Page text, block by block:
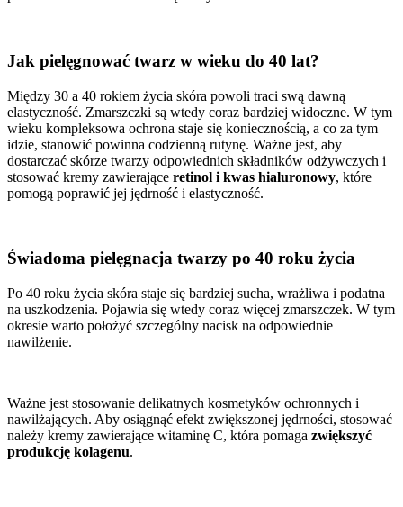
Jak pielęgnować twarz w wieku do 40 lat?
Między 30 a 40 rokiem życia skóra powoli traci swą dawną
elastyczność. Zmarszczki są wtedy coraz bardziej widoczne. W tym
wieku kompleksowa ochrona staje się koniecznością, a co za tym
idzie, stanowić powinna codzienną rutynę. Ważne jest, aby
dostarczać skórze twarzy odpowiednich składników odżywczych i
stosować kremy zawierające retinol i kwas hialuronowy, które
pomogą poprawić jej jędrność i elastyczność.
Świadoma pielęgnacja twarzy po 40 roku życia
Po 40 roku życia skóra staje się bardziej sucha, wrażliwa i podatna
na uszkodzenia. Pojawia się wtedy coraz więcej zmarszczek. W tym
okresie warto położyć szczególny nacisk na odpowiednie
nawilżenie.
Ważne jest stosowanie delikatnych kosmetyków ochronnych i
nawilżających. Aby osiągnąć efekt zwiększonej jędrności, stosować
należy kremy zawierające witaminę C, która pomaga zwiększyć
produkcję kolagenu.